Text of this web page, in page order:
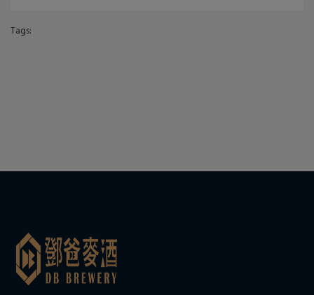
Tags: